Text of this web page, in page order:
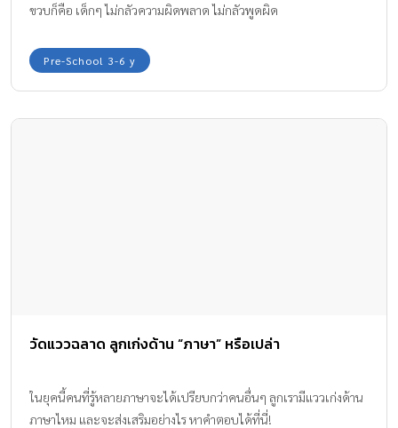
ขวบก็คือ เด็กๆ ไม่กลัวความผิดพลาด ไม่กลัวพูดผิด
Pre-School 3-6 y
วัดแววฉลาด ลูกเก่งด้าน “ภาษา” หรือเปล่า
ในยุคนี้คนที่รู้หลายภาษาจะได้เปรียบกว่าคนอื่นๆ ลูกเรามีแววเก่งด้าน
ภาษาไหม และจะส่งเสริมอย่างไร หาคำตอบได้ที่นี่!